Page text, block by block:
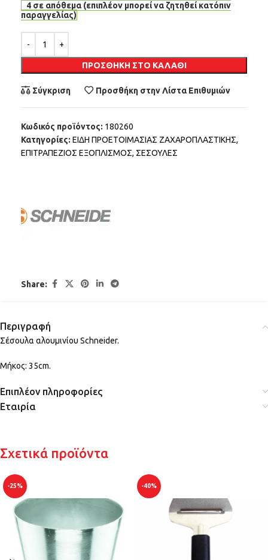
4 σε απόθεμα (επιπλέον μπορεί να ζητηθεί κατόπιν
παραγγελίας)
ΠΡΟΣΘΉΚΗ ΣΤΟ ΚΑΛΆΘΙ
Σύγκριση Προσθήκη στην Λίστα Επιθυμιών
Κωδικός προϊόντος: 180260
Κατηγορίες: ΕΙΔΗ ΠΡΟΕΤΟΙΜΑΣΙΑΣ ΖΑΧΑΡΟΠΛΑΣΤΙΚΗΣ,
ΕΠΙΤΡΑΠΕΖΙΟΣ ΕΞΟΠΛΙΣΜΟΣ, ΣΕΣΟΥΛΕΣ
Share:
Περιγραφή
Σέσουλα αλουμινίου Schneider.
Μήκος: 35cm.
Επιπλέον πληροφορίες
Εταιρία
Σχετικά προϊόντα
-25% -40%